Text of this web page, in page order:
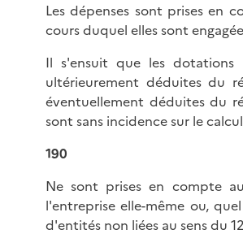
Les dépenses sont prises en
cours duquel elles sont
Il s'ensuit que les dotations
ultérieurement déduites du
éventuellement déduites du
sont sans incidence sur le
190
Ne sont prises en compte
l'entreprise elle-même ou,
d'entités non liées au sens du